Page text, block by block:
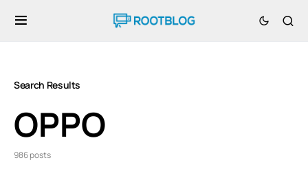
Search Results
OPPO
986 posts